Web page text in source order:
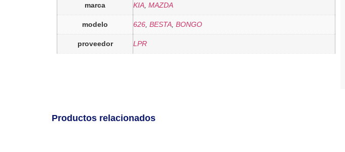
marca KIA MAZDA
modelo 626 BESTA BONGO
proveedor LPR
Productos relacionados